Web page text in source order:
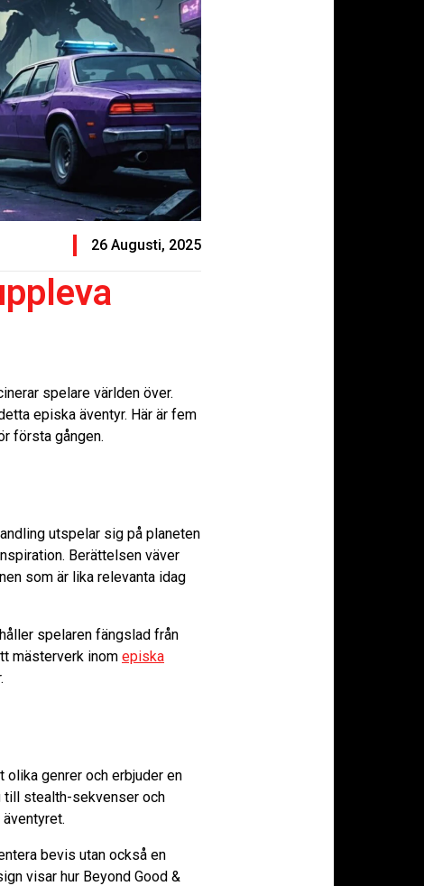
26 Augusti, 2025
spelare världen över.
episka äventyr. Här är fem
första gången.
utspelar sig på planeten
Berättelsen väver
som är lika relevanta idag
spelaren fängslad från
mästerverk inom episka
genrer och erbjuder en
till stealth-sekvenser och
bevis utan också en
visar hur Beyond Good &